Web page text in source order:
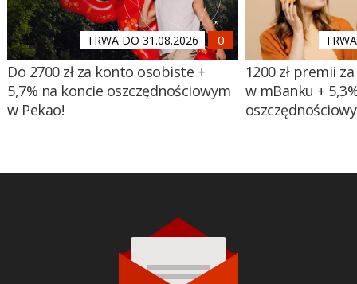
TRWA DO 31.08.2026
Do 2700 zł za konto osobiste +
5,7% na koncie oszczędnościowym
w Pekao!
1200 zł premii
w mBanku +